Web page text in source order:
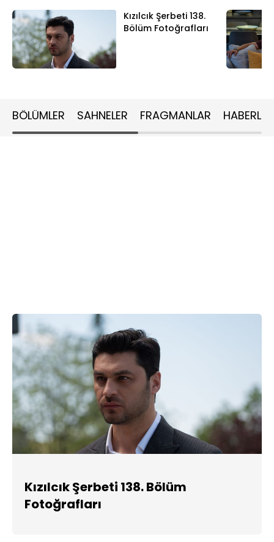
Kızılcık Şerbeti 138.
Bölüm Fotoğrafları
BÖLÜMLER SAHNELER FRAGMANLAR HABERLER
Kızılcık Şerbeti 138. Bölüm
Fotoğrafları